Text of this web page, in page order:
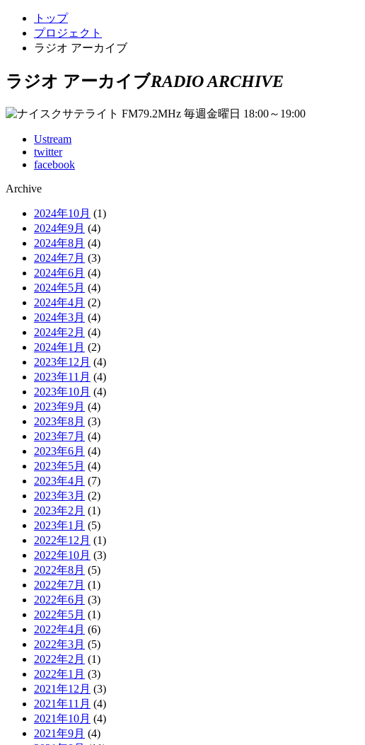
トップ
プロジェクト
ラジオ アーカイブ
ラジオ アーカイブRADIO ARCHIVE
Ustream
twitter
facebook
Archive
2024年10月 (1)
2024年9月 (4)
2024年8月 (4)
2024年7月 (3)
2024年6月 (4)
2024年5月 (4)
2024年4月 (2)
2024年3月 (4)
2024年2月 (4)
2024年1月 (2)
2023年12月 (4)
2023年11月 (4)
2023年10月 (4)
2023年9月 (4)
2023年8月 (3)
2023年7月 (4)
2023年6月 (4)
2023年5月 (4)
2023年4月 (7)
2023年3月 (2)
2023年2月 (1)
2023年1月 (5)
2022年12月 (1)
2022年10月 (3)
2022年8月 (5)
2022年7月 (1)
2022年6月 (3)
2022年5月 (1)
2022年4月 (6)
2022年3月 (5)
2022年2月 (1)
2022年1月 (3)
2021年12月 (3)
2021年11月 (4)
2021年10月 (4)
2021年9月 (4)